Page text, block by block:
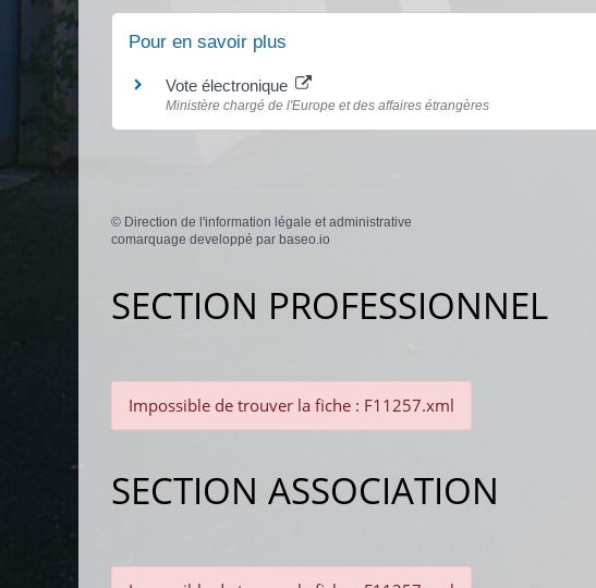
Pour en savoir plus
Vote électronique
Ministère chargé de l'Europe et des affaires étrangères
© Direction de l'information légale et administrative
comarquage developpé par baseo.io
SECTION PROFESSIONNEL
Impossible de trouver la fiche : F11257.xml
SECTION ASSOCIATION